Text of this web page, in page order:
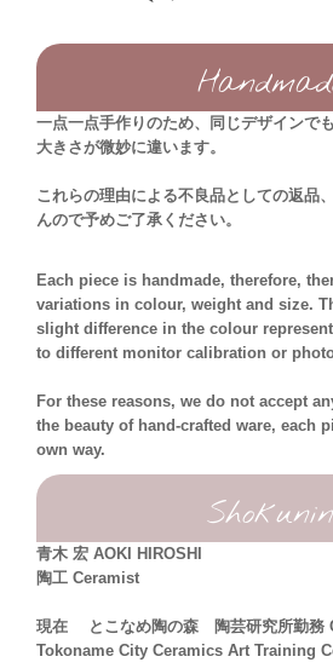
一点一点手作りのため、同じデザインで
大きさが微妙に違います。
これらの理由による不良品としての返品
んので予めご了承ください。
Each piece is handmade, therefore,
variations in colour, weight and size.
slight difference in the colour
to different monitor calibration or
For these reasons, we do not accept
the beauty of hand-crafted ware, each
own way.
Shokunin
青木 宏 AOKI HIROSHI
陶工 Ceramist
現在 とこなめ陶の森 陶芸研究所勤務
Tokoname City Ceramics Art Training